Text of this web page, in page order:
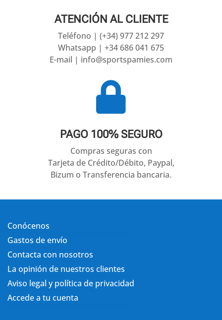
ATENCIÓN AL CLIENTE
Teléfono | (+34) 977 212 297
Whatsapp | +34 686 041 675
E-mail | info@sportspamies.com

PAGO 100% SEGURO
Compras seguras con
Tarjeta de Crédito/Débito, Paypal,
Bizum o Transferencia bancaria.
Conócenos
Gastos de envío
Contacta con nosotros
La opinión de nuestros clientes
Aviso legal y política de privacidad
Accede a tu cuenta